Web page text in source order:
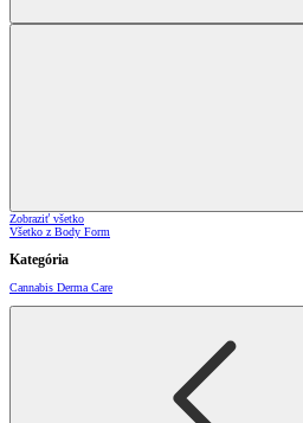
Zobraziť všetko
Všetko z Body Form
Kategória
Cannabis Derma Care